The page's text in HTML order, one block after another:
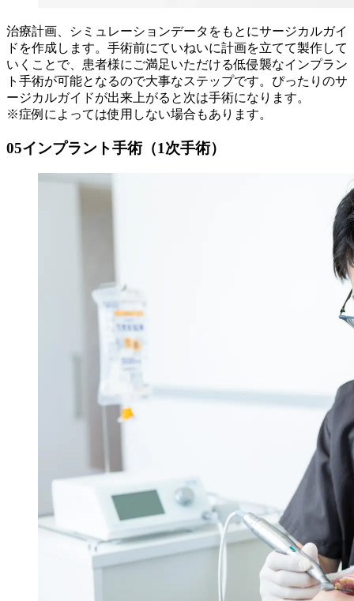
治療計画、シミュレーションデータをもとにサージカルガイ
ドを作成します。手術前にていねいに計画を立てて製作して
いくことで、患者様にご満足いただける低侵襲なインプラン
ト手術が可能となるので大事なステップです。ぴったりのサ
ージカルガイドが出来上がると次は手術になります。
※症例によっては使用しない場合もあります。
05インプラント手術（1次手術）